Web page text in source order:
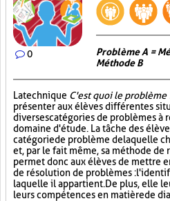
0
Problème A =
Méthode B
La technique C'est quoi le problème
présenter aux élèves différentes
diverses catégories de problèmes à
domaine d'étude. La tâche des
catégorie de problème de laquelle
et, par le fait même, sa méthode
permet donc aux élèves de mettre
de résolution de problèmes :
laquelle il appartient. De plus, elle
leurs compétences en matière de